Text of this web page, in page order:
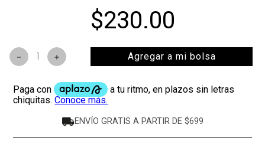
$230.00
＋
－ Agregar a mi bolsa
ENVÍO GRATIS A PARTIR DE $699